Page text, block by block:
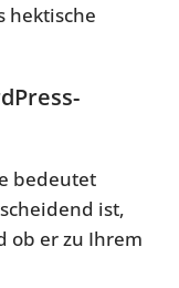
hektische
bedeutet
ist,
ob er zu Ihrem